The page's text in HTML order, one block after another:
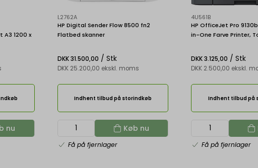
A3 1200 x
nu
L2762A
HP Digital Sender Flow 8500 fn2
Flatbed skanner
DKK 31.500,00 / Stk
DKK 25.200,00 ekskl. moms
Indhent tilbud på storindkøb
Køb nu
Få på fjernlager
4U561B
HP OfficeJet Pro
in-One Farve Printer,
DKK 3.125,00 / Stk
DKK 2.500,00 ekskl.
Indhent tilbud på
Få på fjernlager